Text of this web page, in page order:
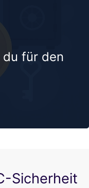
für den
Sicherheit